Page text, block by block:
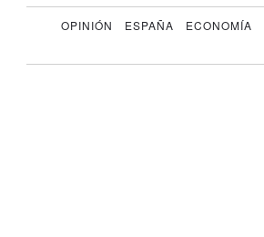
OPINIÓN ESPAÑA ECONOMÍA